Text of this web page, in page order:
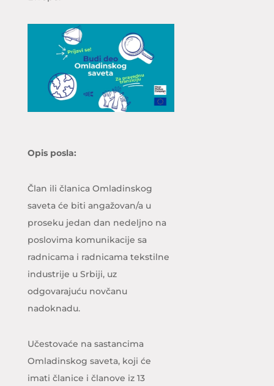
Opis posla:
Član ili članica Omladinskog
saveta će biti angažovan/a u
proseku jedan dan nedeljno na
poslovima komunikacije sa
radnicama i radnicama tekstilne
industrije u Srbiji, uz
odgovarajuću novčanu
nadoknadu.
Učestovaće na sastancima
Omladinskog saveta, koji će
imati članice i članove iz 13